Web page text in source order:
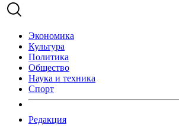
Экономика
Культура
Политика
Общество
Наука и техника
Спорт
Редакция